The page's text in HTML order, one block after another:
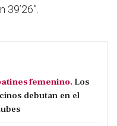
femenino. Los
debutan en el